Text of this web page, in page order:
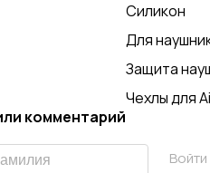
Силикон
Для
Защита
Чехлы для
комментарий